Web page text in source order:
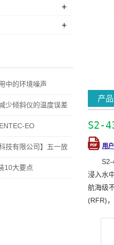
产
S2-
用
S2-
浸入水
航海级
(RFR)
+
+
中的环境噪声
少倾斜仪的温度误差
EO
技有限公司】五一放
10大要点